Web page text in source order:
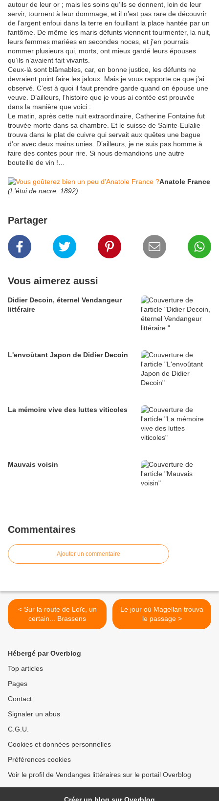
autour de leur or ; mais les soins qu’ils se donnent, loin de leur
servir, tournent à leur dommage, et il n’est pas rare de découvrir
de l’argent enfoui dans la terre en fouillant la place hantée par un
fantôme. De même les maris défunts viennent tourmenter, la nuit,
leurs femmes mariées en secondes noces, et j’en pourrais
nommer plusieurs qui, morts, ont mieux gardé leurs épouses
qu’ils n’avaient fait vivants.
Ceux-là sont blâmables, car, en bonne justice, les défunts ne
devraient point faire les jaloux. Mais je vous rapporte ce que j’ai
observé. C’est à quoi il faut prendre garde quand on épouse une
veuve. D’ailleurs, l’histoire que je vous ai contée est prouvée
dans la manière que voici :
Le matin, après cette nuit extraordinaire, Catherine Fontaine fut
trouvée morte dans sa chambre. Et le suisse de Sainte-Eulalie
trouva dans le plat de cuivre qui servait aux quêtes une bague
d’or avec deux mains unies. D’ailleurs, je ne suis pas homme à
faire des contes pour rire. Si nous demandions une autre
bouteille de vin !…
Anatole France
(L'étui de nacre, 1892).
Partager
Vous aimerez aussi
Didier Decoin, éternel Vendangeur
littéraire
L'envoûtant Japon de Didier Decoin
La mémoire vive des luttes viticoles
Mauvais voisin
Commentaires
Ajouter un commentaire
< Sur la route de Loïc, un
certain... Brassens
Le jour où Magellan trouva
le passage >
Hébergé par Overblog
Top articles
Pages
Contact
Signaler un abus
C.G.U.
Cookies et données personnelles
Préférences cookies
Voir le profil de Vendanges littéraires sur le portail Overblog